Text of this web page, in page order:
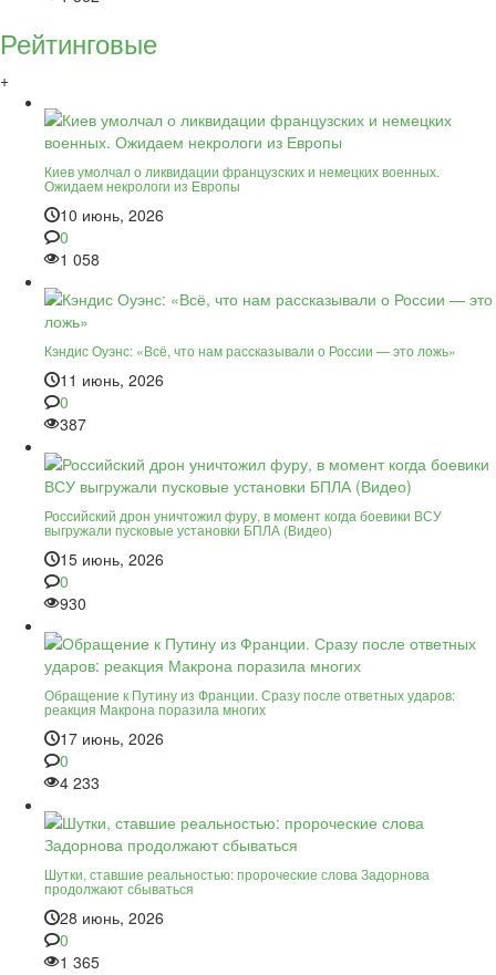
Рейтинговые
+
Киев умолчал о ликвидации французских и немецких военных.
Ожидаем некрологи из Европы
10 июнь, 2026
0
1 058
Кэндис Оуэнс: «Всё, что нам рассказывали о России — это ложь»
11 июнь, 2026
0
387
Российский дрон уничтожил фуру, в момент когда боевики ВСУ
выгружали пусковые установки БПЛА (Видео)
15 июнь, 2026
0
930
Обращение к Путину из Франции. Сразу после ответных ударов:
реакция Макрона поразила многих
17 июнь, 2026
0
4 233
Шутки, ставшие реальностью: пророческие слова Задорнова
продолжают сбываться
28 июнь, 2026
0
1 365